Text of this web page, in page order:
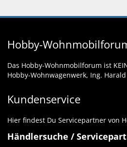
Hobby-
Das Hobby-Wohnmobilforum ist
Hobby-Wohnwagenwerk, Ing.
Kundenservice
Hier findest Du Servicepartner von
Händlersuche /